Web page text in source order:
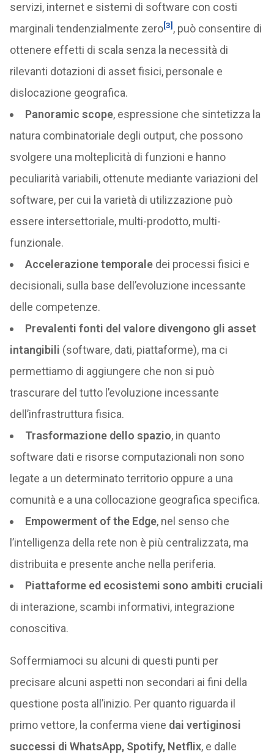
servizi, internet e sistemi di software con costi
marginali tendenzialmente zero[3] , può consentire di
ottenere effetti di scala senza la necessità di
rilevanti dotazioni di asset fisici, personale e
dislocazione geografica.
Panoramic scope, espressione che sintetizza la
natura combinatoriale degli output, che possono
svolgere una molteplicità di funzioni e hanno
peculiarità variabili, ottenute mediante variazioni del
software, per cui la varietà di utilizzazione può
essere intersettoriale, multi-prodotto, multi-
funzionale.
Accelerazione temporaledei processi fisici e
decisionali, sulla base dell’evoluzione incessante
delle competenze.
Prevalenti fonti del valore divengono gli asset
intangibili (software, dati, piattaforme), ma ci
permettiamo di aggiungere che non si può
trascurare del tutto l’evoluzione incessante
dell’infrastruttura fisica.
Trasformazione dello spazio, in quanto
software dati e risorse computazionali non sono
legate a un determinato territorio oppure a una
comunità e a una collocazione geografica specifica.
Empowerment of the Edge, nel senso che
l’intelligenza della rete non è più centralizzata, ma
distribuita e presente anche nella periferia.
Piattaforme ed ecosistemi sono ambiti cruciali
di interazione, scambi informativi, integrazione
conoscitiva.
Soffermiamoci su alcuni di questi punti per
precisare alcuni aspetti non secondari ai fini della
questione posta all’inizio. Per quanto riguarda il
primo vettore, la conferma viene dai vertiginosi
successi di WhatsApp, Spotify, Netflix, e dalle